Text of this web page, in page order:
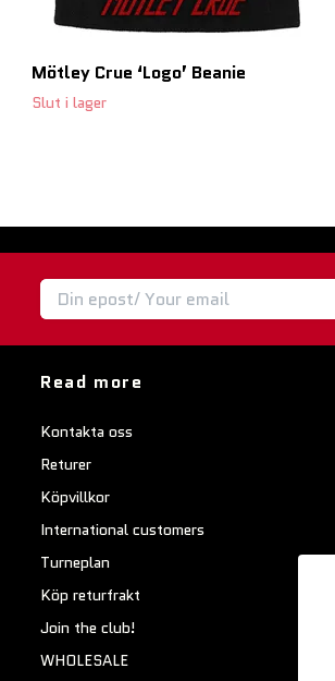
Mötley Crue ‘Logo’ Beanie
Slut i lager
Read more
Kontakta oss
Returer
Köpvillkor
International customers
Turneplan
Köp returfrakt
Join the club!
WHOLESALE